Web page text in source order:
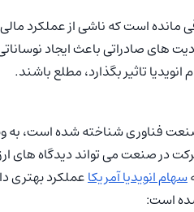
مانده است که ناشی از عملکرد
های صادراتی باعث ایجاد
تاثیر بگذارد، مطلع باشند.
صنعت فناوری شناخته شده است،
در صنعت می تواند دیدگاه های
سهام انویدیا آمریکاعملکرد بهتری
است: